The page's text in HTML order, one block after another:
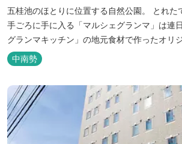
五桂池のほとりに位置する自然公園。 とれた
手ごろに手に入る「マルシェグランマ」は連
グランマキッチン」の地元食材で作ったオリ
バーベキューも楽しめます。食材と必要な道
「手ぶらバーベキューセット」も人気です。
パーク』近くにあります。 多気町観光協会のフェイスブックでは多
気町のローカ...
中南勢